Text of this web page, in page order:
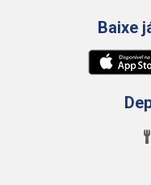
Baixe